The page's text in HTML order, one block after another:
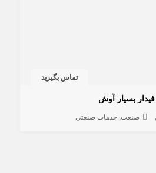
تماس بگیرید
فیدار بسپار آوش
صنعت خدمات صنعتی